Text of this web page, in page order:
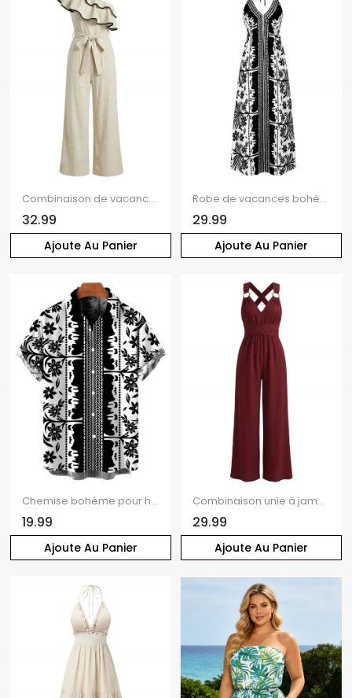
Ajoute Au Panier
Combinaison de vacances à jambes larges, volants superposés, col asymétrique et ceinture
32.99
Ajoute Au Panier
Robe de vacances bohème à imprimé floral et ethnique, bretelles spaghetti, robe maxi bohème
29.99
Ajoute Au Panier
Chemise bohème pour homme, style vacances, imprimé floral ethnique à feuilles, boutonnée, style bohème
19.99
Ajoute Au Panier
Combinaison unie à jambes droites et taille haute avec anneau.
29.99